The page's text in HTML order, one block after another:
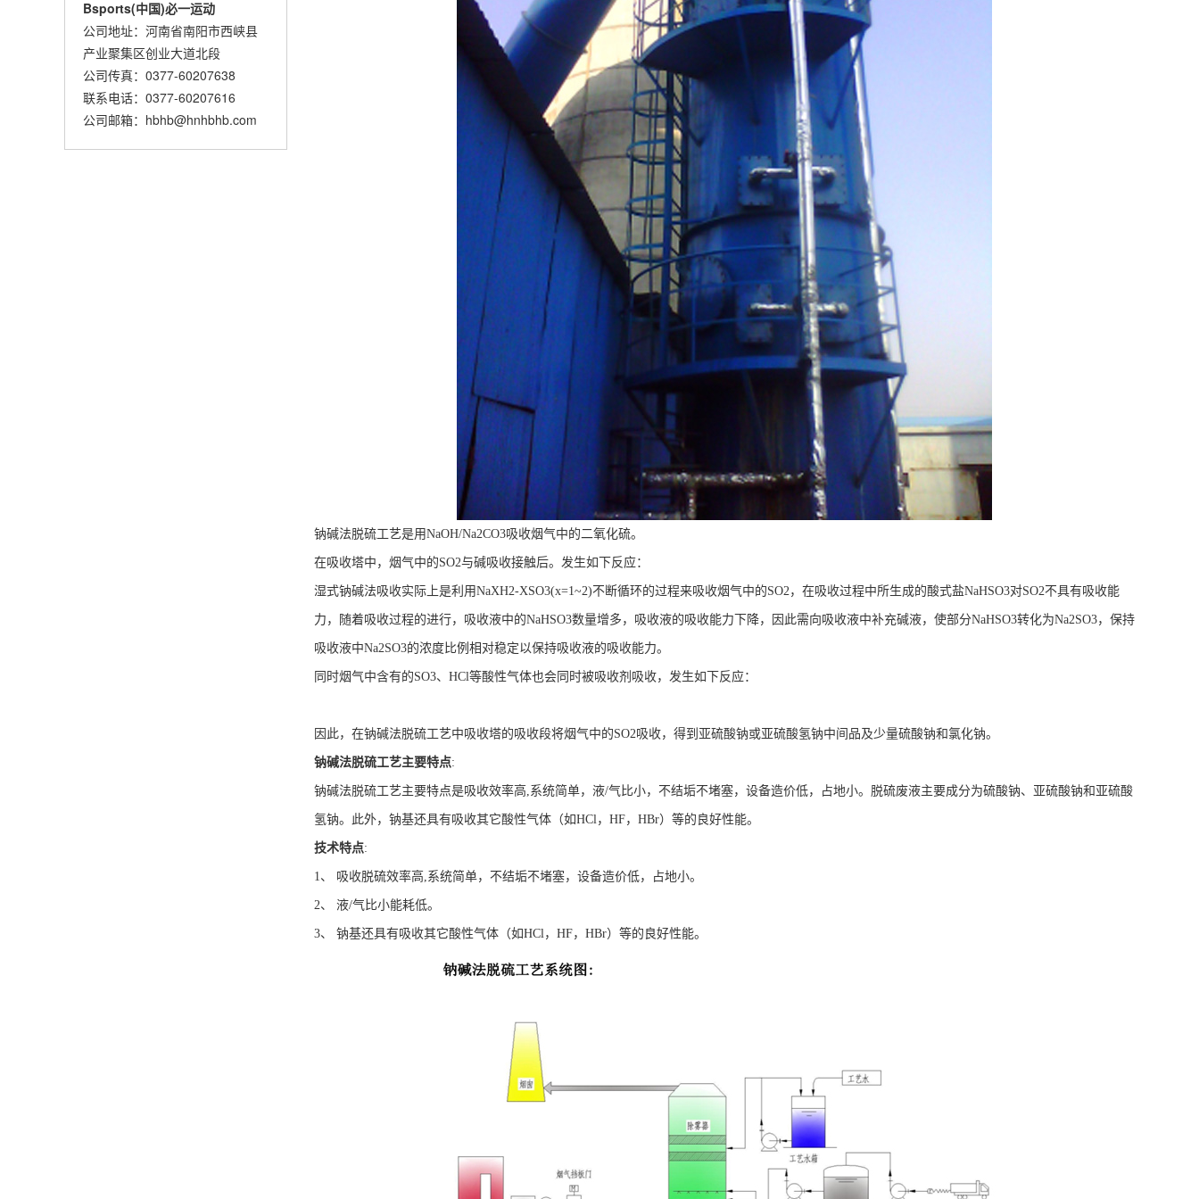
Bsports(中国)必一运动
公司地址：河南省南阳市西峡县
产业聚集区创业大道北段
公司传真：0377-60207638
联系电话：0377-60207616
公司邮箱：hbhb@hnhbhb.com
钠碱法脱硫工艺是用NaOH/Na2CO3吸收烟气中的二氧化硫。
在吸收塔中，烟气中的SO2与碱吸收接触后。发生如下反应：
湿式钠碱法吸收实际上是利用NaXH2-XSO3(x=1~2)不断循环的过程来吸收烟气中的SO2，在吸收过程中所生成的酸式盐NaHSO3对SO2不具有吸收能
力，随着吸收过程的进行，吸收液中的NaHSO3数量增多，吸收液的吸收能力下降，因此需向吸收液中补充碱液，使部分NaHSO3转化为Na2SO3，保持
吸收液中Na2SO3的浓度比例相对稳定以保持吸收液的吸收能力。
同时烟气中含有的SO3、HCl等酸性气体也会同时被吸收剂吸收，发生如下反应：
因此，在钠碱法脱硫工艺中吸收塔的吸收段将烟气中的SO2吸收，得到亚硫酸钠或亚硫酸氢钠中间品及少量硫酸钠和氯化钠。
钠碱法脱硫工艺主要特点:
钠碱法脱硫工艺主要特点是吸收效率高,系统简单，液/气比小，不结垢不堵塞，设备造价低，占地小。脱硫废液主要成分为硫酸钠、亚硫酸钠和亚硫酸
氢钠。此外，钠基还具有吸收其它酸性气体（如HCl，HF，HBr）等的良好性能。
技术特点:
1、 吸收脱硫效率高,系统简单，不结垢不堵塞，设备造价低，占地小。
2、 液/气比小能耗低。
3、 钠基还具有吸收其它酸性气体（如HCl，HF，HBr）等的良好性能。